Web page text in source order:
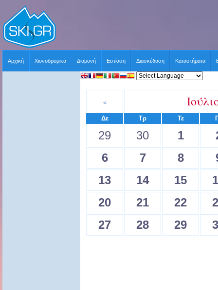
Αρχική Χιονοδρομικά Διαμονή Εστίαση Διασκέδαση Καταστήματα
<
Δε Τρ Τε
29 30 1
6
7 8
13
14 15
20
21 22
27
28 29